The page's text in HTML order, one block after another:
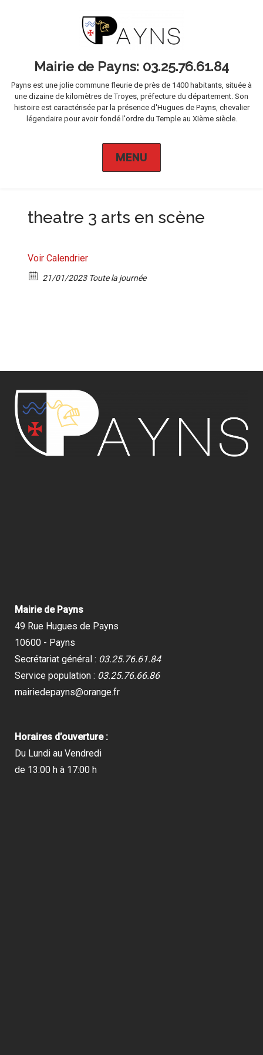
Mairie de Payns
Payns est une jolie commune fleurie de près de 1400 habitants, située à
une dizaine de kilomètres de Troyes, préfecture du département. Son
histoire est caractérisée par la présence d'Hugues de Payns, chevalier
légendaire pour avoir fondé l'ordre du Temple au XIème siècle.
MENU
theatre 3 arts en scène
Voir Calendrier
21/01/2023 Toute la journée
Mairie de Payns
49 Rue Hugues de Payns
10600 - Payns
Secrétariat général : 03.25.76.61.84
Service population : 03.25.76.66.86
mairiedepayns@orange.fr
Horaires d’ouverture :
Du Lundi au Vendredi
de 13:00 h à 17:00 h